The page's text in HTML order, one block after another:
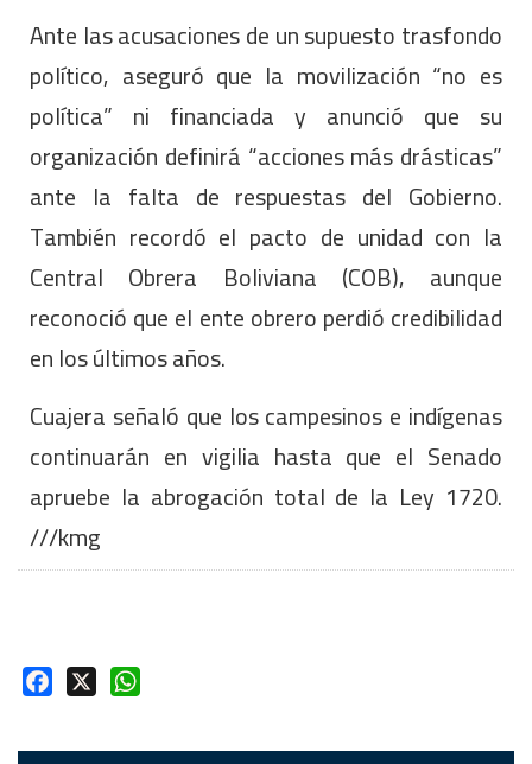
Ante las acusaciones de un supuesto trasfondo
político, aseguró que la movilización “no es
política” ni financiada y anunció que su
organización definirá “acciones más drásticas”
ante la falta de respuestas del Gobierno.
También recordó el pacto de unidad con la
Central Obrera Boliviana (COB), aunque
reconoció que el ente obrero perdió credibilidad
en los últimos años.
Cuajera señaló que los campesinos e indígenas
continuarán en vigilia hasta que el Senado
apruebe la abrogación total de la Ley 1720.
///kmg
Facebook